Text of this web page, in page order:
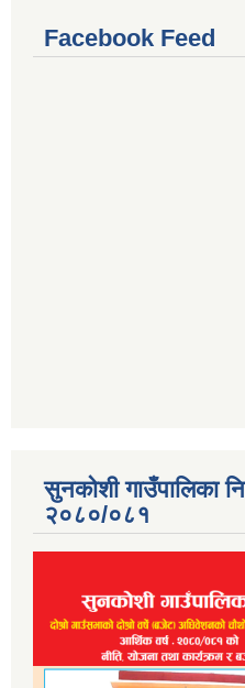
Facebook Feed
सुनकोशी गाउँपालिका
२०८०/०८१